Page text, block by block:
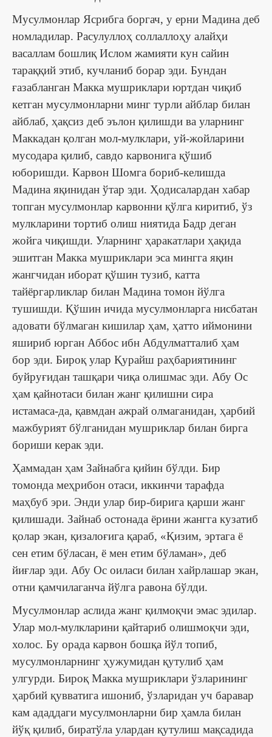
Мусулмонлар Ясрибга боргач, у ерни Мадина деб
номладилар. Расулуллоҳ соллаллоҳу алайҳи
васаллам бошлиқ Ислом жамияти кун сайин
тараққий этиб, кучланиб борар эди. Бундан
ғазабланган Макка мушриклари юртдан чиқиб
кетган мусулмонларни минг турли айблар билан
айблаб, ҳақсиз деб эълон қилишди ва уларнинг
Маккадан қолган мол-мулклари, уй-жойларини
мусодара қилиб, савдо карвонига қўшиб
юборишди. Карвон Шомга бориб-келишда
Мадина яқинидан ўтар эди. Ҳодисалардан хабар
топган мусулмонлар карвонни қўлга киритиб, ўз
мулкларини тортиб олиш ниятида Бадр деган
жойга чиқишди. Уларнинг ҳаракатлари ҳақида
эшитган Макка мушриклари эса мингга яқин
жангчидан иборат қўшин тузиб, катта
тайёргарликлар билан Мадина томон йўлга
тушишди. Қўшин ичида мусулмонларга нисбатан
адовати бўлмаган кишилар ҳам, ҳатто иймонини
яшириб юрган Аббос ибн Абдулматталиб ҳам
бор эди. Бироқ улар Қурайш раҳбариятининг
буйруғидан ташқари чиқа олишмас эди. Абу Ос
ҳам қайнотаси билан жанг қилишни сира
истамаса-да, қавмдан ажрай олмаганидан, ҳарбий
мажбурият бўлганидан мушриклар билан бирга
бориши керак эди.
Ҳаммадан ҳам Зайнабга қийин бўлди. Бир
томонда меҳрибон отаси, иккинчи тарафда
маҳбуб эри. Энди улар бир-бирига қарши жанг
қилишади. Зайнаб остонада ёрини жангга кузатиб
қолар экан, қизалоғига қараб, «Қизим, эртага ё
сен етим бўласан, ё мен етим бўламан», деб
йиғлар эди. Абу Ос оиласи билан хайрлашар экан,
отни қамчилаганча йўлга равона бўлди.
Мусулмонлар аслида жанг қилмоқчи эмас эдилар.
Улар мол-мулкларини қайтариб олишмоқчи эди,
холос. Бу орада карвон бошқа йўл топиб,
мусулмонларнинг ҳужумидан қутулиб ҳам
улгурди. Бироқ Макка мушриклари ўзларининг
ҳарбий қувватига ишониб, ўзларидан уч баравар
кам ададдаги мусулмонларни бир ҳамла билан
йўқ қилиб, биратўла улардан қутулиш мақсадида